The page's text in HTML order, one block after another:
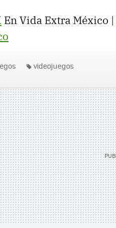
En Vida Extra México |
videojuegos